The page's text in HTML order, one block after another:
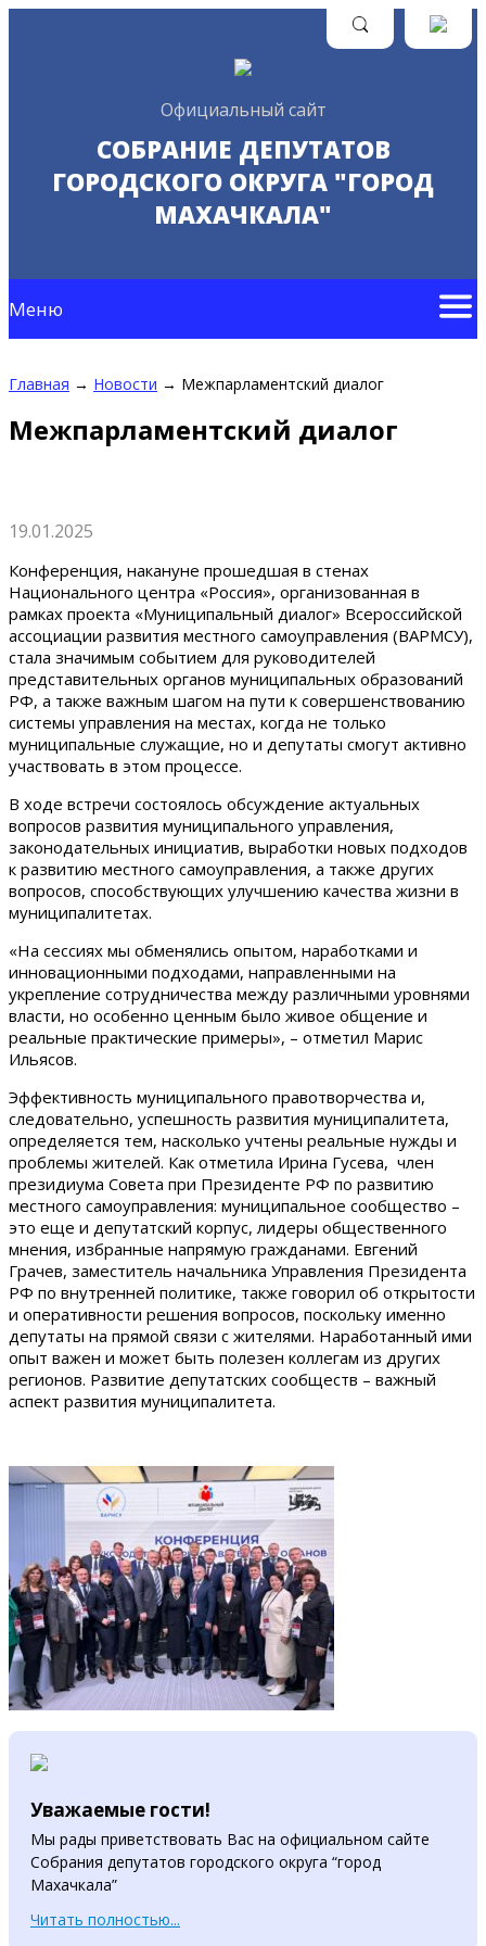
Официальный сайт
СОБРАНИЕ ДЕПУТАТОВ
ГОРОДСКОГО ОКРУГА "ГОРОД
МАХАЧКАЛА"
Меню
Главная → Новости → Межпарламентский диалог
Межпарламентский диалог
19.01.2025
Конференция, накануне прошедшая в стенах
Национального центра «Россия», организованная в
рамках проекта «Муниципальный диалог» Всероссийской
ассоциации развития местного самоуправления (ВАРМСУ),
стала значимым событием для руководителей
представительных органов муниципальных образований
РФ, а также важным шагом на пути к совершенствованию
системы управления на местах, когда не только
муниципальные служащие, но и депутаты смогут активно
участвовать в этом процессе.
В ходе встречи состоялось обсуждение актуальных
вопросов развития муниципального управления,
законодательных инициатив, выработки новых подходов
к развитию местного самоуправления, а также других
вопросов, способствующих улучшению качества жизни в
муниципалитетах.
«На сессиях мы обменялись опытом, наработками и
инновационными подходами, направленными на
укрепление сотрудничества между различными уровнями
власти, но особенно ценным было живое общение и
реальные практические примеры», – отметил Марис
Ильясов.
Эффективность муниципального правотворчества и,
следовательно, успешность развития муниципалитета,
определяется тем, насколько учтены реальные нужды и
проблемы жителей. Как отметила Ирина Гусева, член
президиума Совета при Президенте РФ по развитию
местного самоуправления: муниципальное сообщество –
это еще и депутатский корпус, лидеры общественного
мнения, избранные напрямую гражданами. Евгений
Грачев, заместитель начальника Управления Президента
РФ по внутренней политике, также говорил об открытости
и оперативности решения вопросов, поскольку именно
депутаты на прямой связи с жителями. Наработанный ими
опыт важен и может быть полезен коллегам из других
регионов. Развитие депутатских сообществ – важный
аспект развития муниципалитета.
Уважаемые гости!
Мы рады приветствовать Вас на официальном сайте
Собрания депутатов городского округа “город
Махачкала”
Читать полностью...